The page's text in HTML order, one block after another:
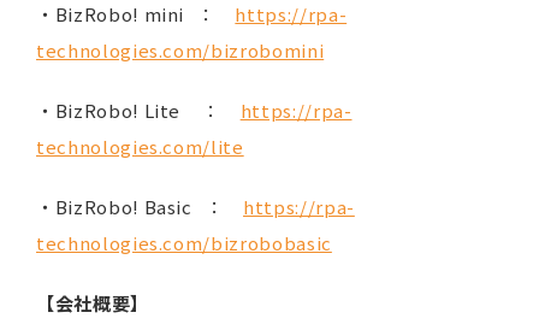
・BizRobo! mini ： https://rpa-
technologies.com/bizrobomini
・BizRobo! Lite ： https://rpa-
technologies.com/lite
・BizRobo! Basic ： https://rpa-
technologies.com/bizrobobasic
【会社概要】